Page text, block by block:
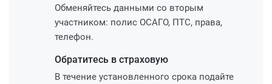
Обменяйтесь данными со вторым
участником: полис ОСАГО, ПТС, права,
телефон.
Обратитесь в страховую
В течение установленного срока подайте